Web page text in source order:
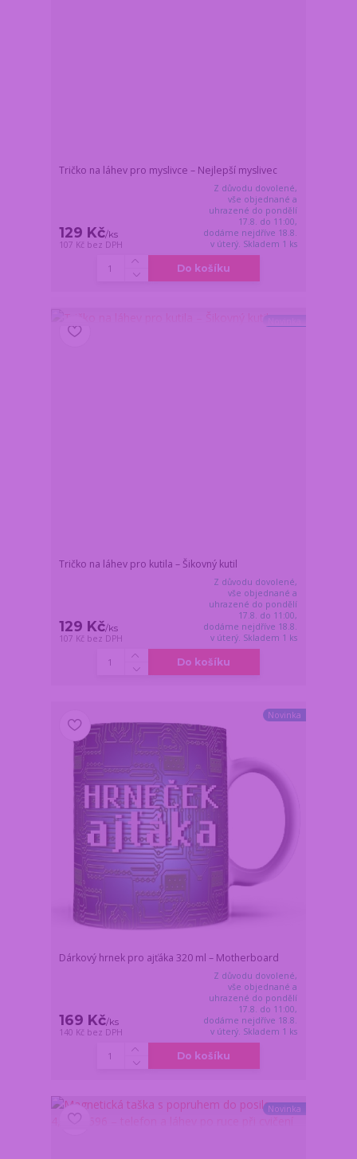
Tričko na láhev pro myslivce – Nejlepší myslivec
129 Kč/ks
107 Kč bez DPH
Z důvodu dovolené,
vše objednané a
uhrazené do pondělí
17.8. do 11:00,
dodáme nejdříve 18.8.
v úterý. Skladem 1 ks
Do košíku
Tričko na láhev pro kutila – Šikovný kutil
129 Kč/ks
107 Kč bez DPH
Z důvodu dovolené,
vše objednané a
uhrazené do pondělí
17.8. do 11:00,
dodáme nejdříve 18.8.
v úterý. Skladem 1 ks
Do košíku
Novinka
Dárkový hrnek pro ajťáka 320 ml – Motherboard
169 Kč/ks
140 Kč bez DPH
Z důvodu dovolené,
vše objednané a
uhrazené do pondělí
17.8. do 11:00,
dodáme nejdříve 18.8.
v úterý. Skladem 1 ks
Do košíku
Novinka